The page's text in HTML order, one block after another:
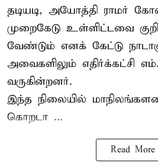
தடியடி, அயோத்தி ராமர்
முறைகேடு உள்ளிட்டவை
வேண்டும் எனக் கேட்டு
அவைகளிலும் எதிர்க்கட்சி
வருகின்றனர்.
இந்த நிலையில்
கொறடா ...
Read More